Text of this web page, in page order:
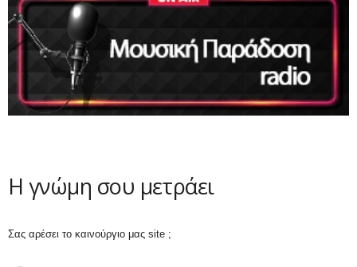
Η γνώμη σου μετράει
Σας αρέσει το καινούργιο μας site ;